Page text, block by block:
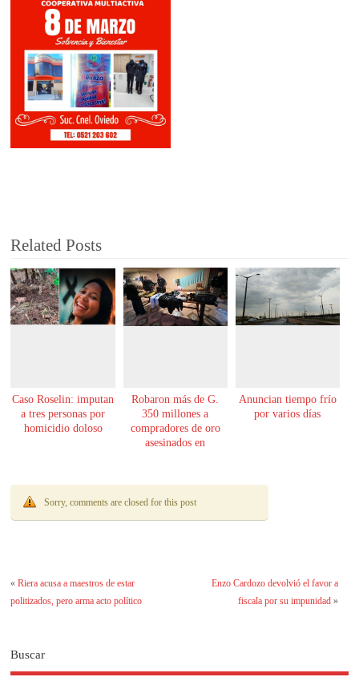
Related Posts
Caso Roselin: imputan
a tres personas por
homicidio doloso
Robaron más de G.
350 millones a
compradores de oro
asesinados en
Anuncian tiempo frío
por varios días
Sorry, comments are closed for this post
«Riera acusa a maestros de estar
politizados, pero arma acto político
Enzo Cardozo devolvió el favor a
fiscala por su impunidad»
Buscar